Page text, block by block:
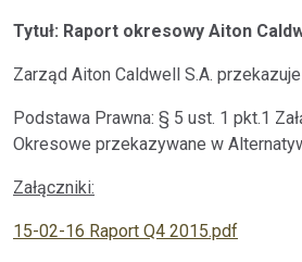
Tytuł: Raport okresowy Aiton
Zarząd Aiton Caldwell S.A.
Podstawa Prawna: § 5 ust. 1 pkt.1
Okresowe przekazywane w
Załączniki:
15-02-16 Raport Q4 2015.pdf